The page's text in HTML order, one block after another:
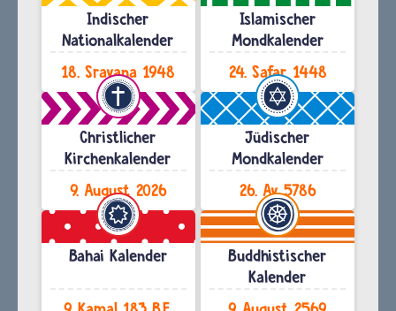
Indischer
Nationalkalender
18. Sravana 1948
Islamischer
Mondkalender
24. Safar 1448
Christlicher
Kirchenkalender
9. August 2026
Jüdischer
Mondkalender
26. Av 5786
Bahai Kalender
Buddhistischer
Kalender